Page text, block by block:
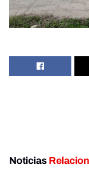
Noticias